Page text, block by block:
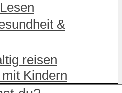
&
reisen
Kindern